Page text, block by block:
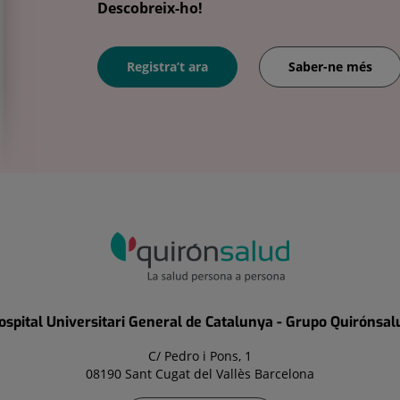
Descobreix-ho!
Registra’t ara Saber-ne més
Universitari General de Catalunya - Grupo
C/ Pedro i Pons, 1
08190 Sant Cugat del Vallès Barcelona